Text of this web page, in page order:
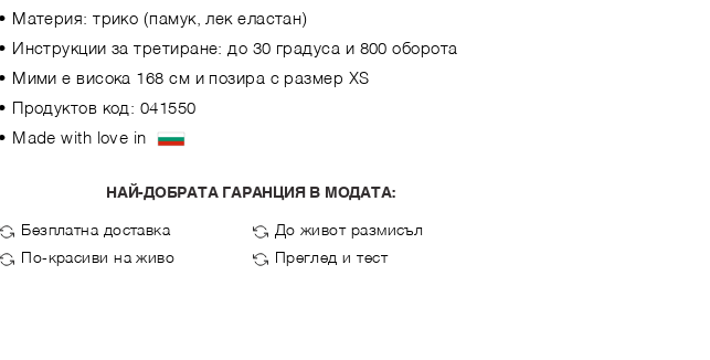
• Материя: трико (памук, лек еластан)
• Инструкции за третиране: до 30 градуса и 800 оборота
• Мими е висока 168 см и позира с размер XS
• Продуктов код: 041550
• Made with love in
НАЙ-ДОБРАТА ГАРАНЦИЯ В МОДАТА:
Безплатна доставка
До живот размисъл
По-красиви на живо
Преглед и тест